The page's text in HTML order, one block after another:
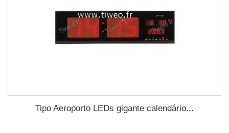
Tipo Aeroporto LEDs gigante calendário...